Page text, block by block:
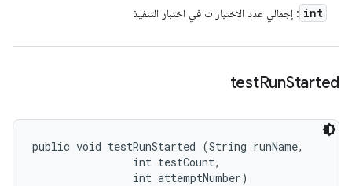
int : إجمالي عدد الاختبارات في اختبار التنفيذ
testRunStarted
public void testRunStarted (String runName,
                int testCount,
                int attemptNumber)